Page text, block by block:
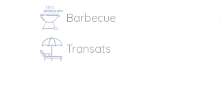
Barbecue
Transats